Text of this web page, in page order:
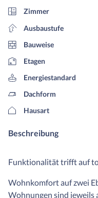
Zimmer
Ausbaustufe
Bauweise
Etagen
Energiestandard
Dachform
Hausart
Beschreibung
Funktionalität trifft auf
Wohnkomfort auf zwei
Wohnungen sind jeweils